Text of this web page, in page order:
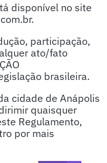
disponível no site
participação,
ato/fato
brasileira.
cidade de Anápolis
quaisquer
Regulamento,
por mais